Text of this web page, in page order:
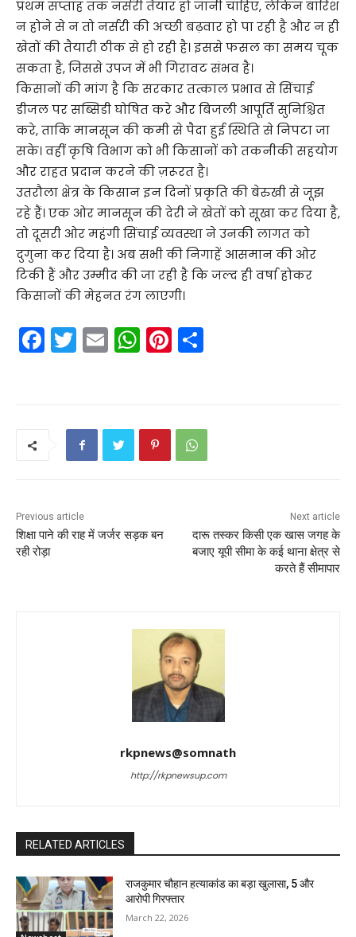
प्रथम सप्ताह तक नर्सरी तैयार हो जानी चाहिए, लेकिन बारिश
न होने से न तो नर्सरी की अच्छी बढ़वार हो पा रही है और न ही
खेतों की तैयारी ठीक से हो रही है। इससे फसल का समय चूक
सकता है, जिससे उपज में भी गिरावट संभव है।
किसानों की मांग है कि सरकार तत्काल प्रभाव से सिंचाई
डीजल पर सब्सिडी घोषित करे और बिजली आपूर्ति सुनिश्चित
करे, ताकि मानसून की कमी से पैदा हुई स्थिति से निपटा जा
सके। वहीं कृषि विभाग को भी किसानों को तकनीकी सहयोग
और राहत प्रदान करने की ज़रूरत है।
उतरौला क्षेत्र के किसान इन दिनों प्रकृति की बेरुखी से जूझ
रहे हैं। एक ओर मानसून की देरी ने खेतों को सूखा कर दिया है,
तो दूसरी ओर महंगी सिंचाई व्यवस्था ने उनकी लागत को
दुगुना कर दिया है। अब सभी की निगाहें आसमान की ओर
टिकी हैं और उम्मीद की जा रही है कि जल्द ही वर्षा होकर
किसानों की मेहनत रंग लाएगी।
F
a
k
T
w
E
m
W
h
A
p
Pi
nt
st
Previous article
शिक्षा पाने की राह में जर्जर सड़क बन
रही रोड़ा
Next article
दारू तस्कर किसी एक खास जगह के
बजाए यूपी सीमा के कई थाना क्षेत्र से
करते हैं सीमापार
rkpnews@somnath
http://rkpnewsup.com
RELATED ARTICLES
राजकुमार चौहान हत्याकांड का बड़ा खुलासा, 5 और
आरोपी गिरफ्तार
March 22, 2026